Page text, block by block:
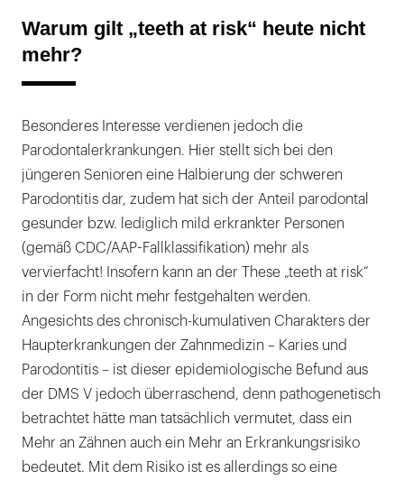
Warum gilt „teeth at risk“ heute nicht
mehr?
Besonderes Interesse verdienen jedoch die
Parodontalerkrankungen. Hier stellt sich bei den
jüngeren Senioren eine Halbierung der schweren
Parodontitis dar, zudem hat sich der Anteil parodontal
gesunder bzw. lediglich mild erkrankter Personen
(gemäß CDC/AAP-Fallklassifikation) mehr als
vervierfacht! Insofern kann an der These „teeth at risk“
in der Form nicht mehr festgehalten werden.
Angesichts des chronisch-kumulativen Charakters der
Haupterkrankungen der Zahnmedizin – Karies und
Parodontitis – ist dieser epidemiologische Befund aus
der DMS V jedoch überraschend, denn pathogenetisch
betrachtet hätte man tatsächlich vermutet, dass ein
Mehr an Zähnen auch ein Mehr an Erkrankungsrisiko
bedeutet. Mit dem Risiko ist es allerdings so eine